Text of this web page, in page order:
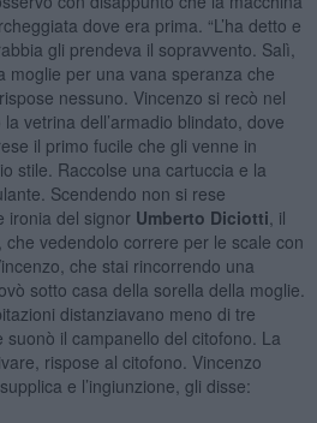
dove era prima. “L’ha detto e
gli prendeva il sopravvento. Salì,
moglie per una vana speranza che
nessuno. Vincenzo si recò nel
vetrina dell’armadio blindato, dove
il primo fucile che gli venne in
stile. Raccolse una cartuccia e la
Scendendo non si rese
ironia del signor Umberto Diciotti , il
vedendolo correre per le scale con
che stai rincorrendo una
sotto casa della sorella della moglie.
distanziavano meno di tre
suonò il campanello del citofono. La
rispose al citofono. Vincenzo
e l’ingiunzione, gli disse: